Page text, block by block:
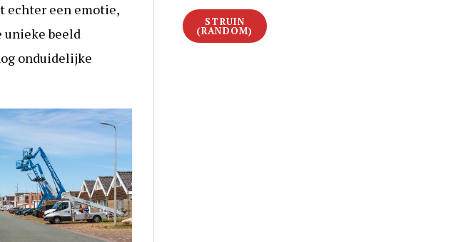
echter een emotie,
unieke beeld
onduidelijke
STRUIN
(RANDOM)